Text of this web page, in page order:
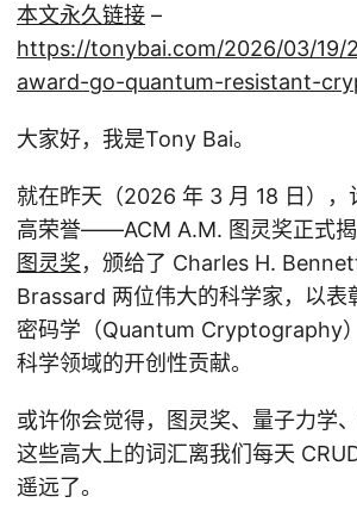
本文永久链接 –
https://tonybai.com/2026/03/19/
award-go-quantum-resistant-
大家好，我是Tony Bai。
就在昨天（2026 年 3 月 18 日），
高荣誉——ACM A.M. 图灵奖正式揭
图灵奖，颁给了 Charles H.
Brassard 两位伟大的科学家，以表
密码学（Quantum Cryptography
科学领域的开创性贡献。
或许你会觉得，图灵奖、量子力学
这些高大上的词汇离我们每天
遥远了。